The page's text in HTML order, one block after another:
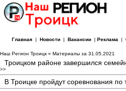
Главная| Новости| Вакансии| Реклама |
Наш Регион Троицк » Материалы за 31.05.2021
Троицком районе завершился
>>
В Троицке пройдут соревнования по